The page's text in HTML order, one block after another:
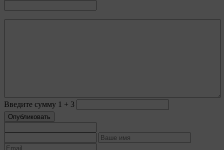
Введите сумму 1 + 3
Опубликовать
или выбора языка, и для предотвращения
повторных прохождений опросов
пользователем городе и других местных
настройках для того, чтобы соответствующим
образом настраивать сайт.
9.4. Аналитические файлы cookie, например
Яндекс.Метрика, Google Analytics. Данные файлы